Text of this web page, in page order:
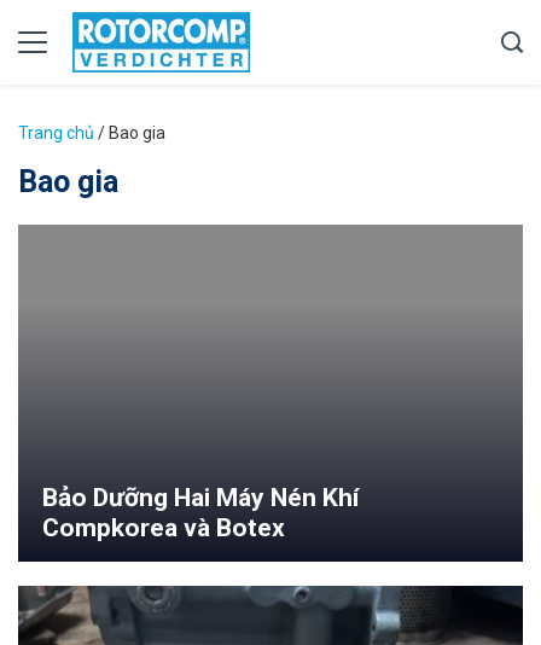
Trang chủ / Bao gia
Bao gia
Bảo Dưỡng Hai Máy Nén Khí
Compkorea và Botex